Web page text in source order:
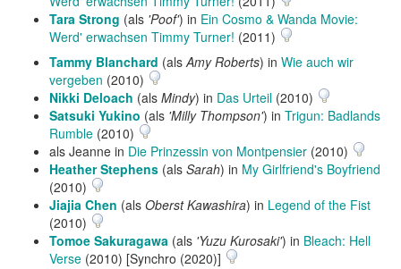
Tara Strong (als 'Poof') in Ein Cosmo & Wanda Movie:
Werd' erwachsen Timmy Turner! (2011)
Tammy Blanchard (alsAmy Roberts) in Wie auch wir
vergeben (2010)
Nikki Deloach (als Mindy) in Das Urteil (2010)
Satsuki Yukino (als 'Milly Thompson') in Trigun: Badlands
Rumble (2010)
als Jeanne in Die Prinzessin von Montpensier (2010)
Heather Stephens (als Sarah) in My Girlfriend's Boyfriend
(2010)
Jiajia Chen (als Oberst Kawashira) in Legend of the Fist
(2010)
Tomoe Sakuragawa (als 'Yuzu Kurosaki') in Bleach: Hell
Verse (2010) [Synchro (2020)]